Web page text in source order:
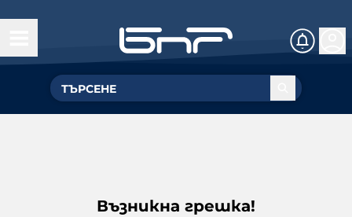
Възникна грешка!